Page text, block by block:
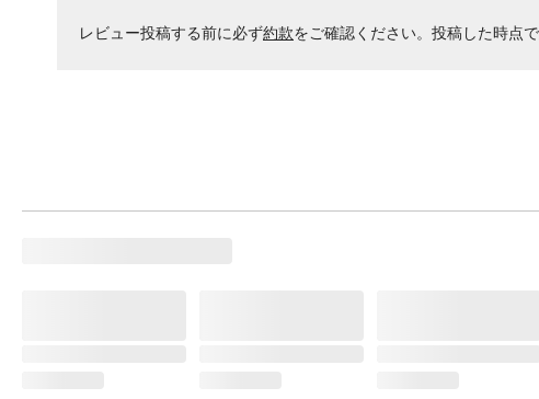
レビュー投稿する前に必ず約款をご確認ください。投稿した時点